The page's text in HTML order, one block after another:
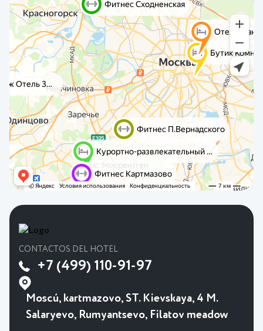
CONTACTOS DEL HOTEL
+7 (499) 110-91-97
Moscú, kartmazovo, ST. Kievskaya, 4 M.
Salaryevo, Rumyantsevo, Filatov meadow